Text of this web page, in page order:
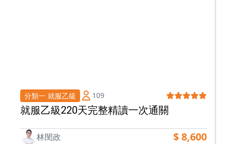
分類一 就服乙級 109
就服乙級220天完整精讀一次通關
林閔政 $ 8,600